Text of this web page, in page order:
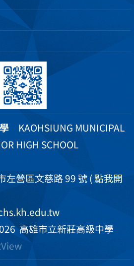
KAOHSIUNG MUNICIPAL
HIGH SCHOOL
左營區文慈路 99 號( 點我開
高雄市立新莊高級中學